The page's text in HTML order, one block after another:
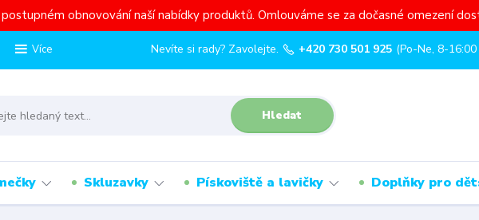
obnovování naší nabídky produktů. Omlouváme se za dočasné omezení
Více
Hledat
Nevíte si rady? Zavolejte. +420 730 501 925 (Po-Ne, 8-16:00
Skluzavky Pískoviště a lavičky Doplňky pro